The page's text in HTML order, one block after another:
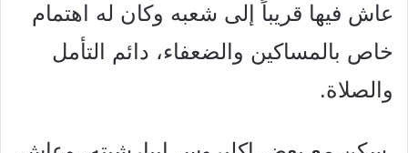
عاش فيها قريباً إلى شعبه وكان له اهتمام
خاص بالمساكين والضعفاء، دائم التأمل
والصلاة.